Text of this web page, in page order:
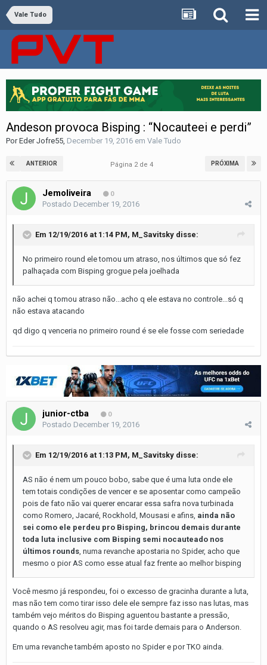
Vale Tudo
Andeson provoca Bisping : “Nocauteei e perdi”
PorEder Jofre55 December 19, 2016 em Vale Tudo
ANTERIOR PRÓXIMA
Página 2 de 4
Jemoliveira 0
Postado December 19, 2016
Em 12/19/2016 at 1:14 PM, M_Savitsky disse:
No primeiro round ele tomou um atraso, nos últimos que só fez
palhaçada com Bisping grogue pela joelhada
não achei q tomou atraso não...acho q ele estava no controle...só q
não estava atacando
qd digo q venceria no primeiro round é se ele fosse com seriedade
junior-ctba 0
Postado December 19, 2016
Em 12/19/2016 at 1:13 PM, M_Savitsky disse:
AS não é nem um pouco bobo, sabe que é uma luta onde ele
tem totais condições de vencer e se aposentar como campeão
pois de fato não vai querer encarar essa safra nova turbinada
como Romero, Jacaré, Rockhold, Mousasi e afins, ainda não
sei como ele perdeu pro Bisping, brincou demais durante
toda luta inclusive com Bisping semi nocauteado nos
últimos rounds , numa revanche apostaria no Spider, acho que
mesmo o pior AS como esse atual faz frente ao melhor bisping
Você mesmo já respondeu, foi o excesso de gracinha durante a luta,
mas não tem como tirar isso dele ele sempre faz isso nas lutas, mas
também vejo méritos do Bisping aguentou bastante a pressão,
quando o AS resolveu agir, mas foi tarde demais para o Anderson.
Em uma revanche também aposto no Spider e por TKO ainda.